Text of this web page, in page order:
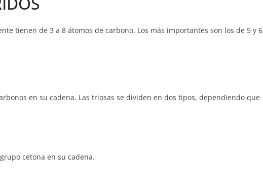
tienen de 3 a 8 átomos de carbono. Los más importantes son los de 5 y 6
en su cadena. Las triosas se dividen en dos tipos, dependiendo que
cetona en su cadena.